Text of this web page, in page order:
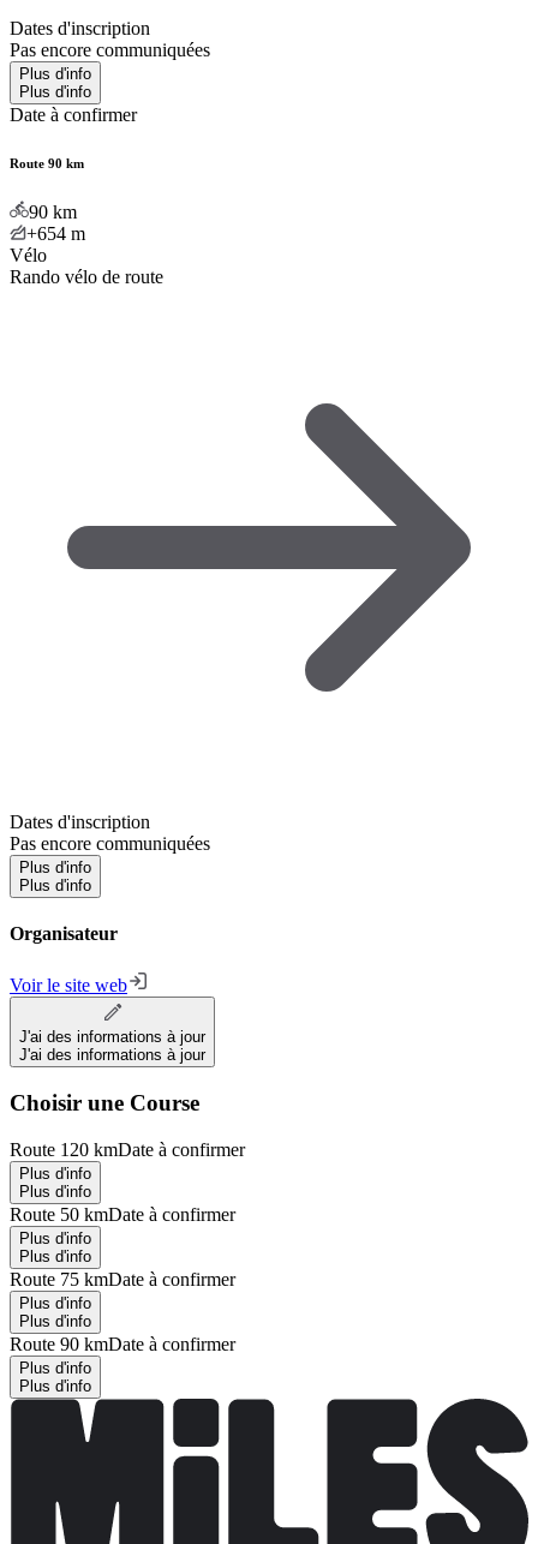
Dates d'inscription
Pas encore communiquées
Plus d'info
Plus d'info
Date à confirmer
Route 90 km
90 km
+654 m
Vélo
Rando vélo de route
Dates d'inscription
Pas encore communiquées
Plus d'info
Plus d'info
Organisateur
Voir le site web
J'ai des informations à jour
J'ai des informations à jour
Choisir une Course
Route 120 kmDate à confirmer
Plus d'info
Plus d'info
Route 50 kmDate à confirmer
Plus d'info
Plus d'info
Route 75 kmDate à confirmer
Plus d'info
Plus d'info
Route 90 kmDate à confirmer
Plus d'info
Plus d'info